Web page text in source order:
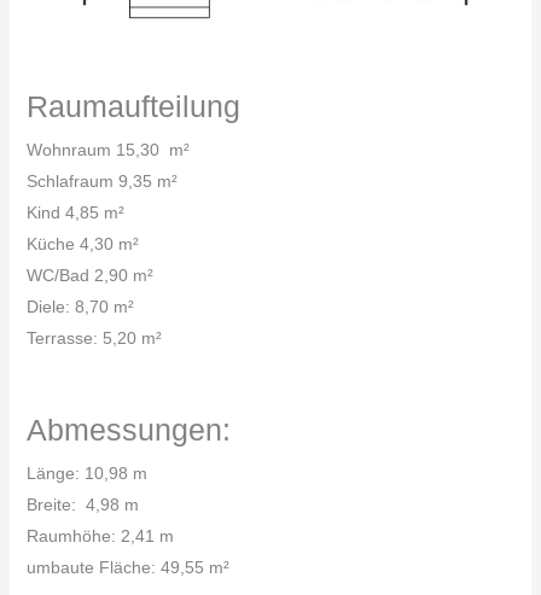
Raumaufteilung
Wohnraum 15,30 m²
Schlafraum 9,35 m²
Kind 4,85 m²
Küche 4,30 m²
WC/Bad 2,90 m²
Diele: 8,70 m²
Terrasse: 5,20 m²
Abmessungen:
Länge: 10,98 m
Breite: 4,98 m
Raumhöhe: 2,41 m
umbaute Fläche: 49,55 m²